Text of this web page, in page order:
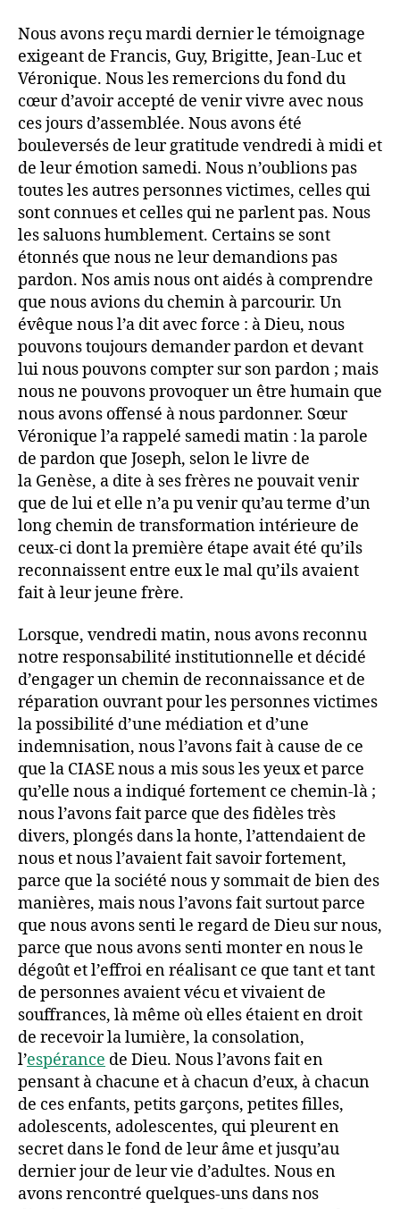
Nous avons reçu mardi dernier le témoignage
exigeant de Francis, Guy, Brigitte, Jean-Luc et
Véronique. Nous les remercions du fond du
cœur d’avoir accepté de venir vivre avec nous
ces jours d’assemblée. Nous avons été
bouleversés de leur gratitude vendredi à midi et
de leur émotion samedi. Nous n’oublions pas
toutes les autres personnes victimes, celles qui
sont connues et celles qui ne parlent pas. Nous
les saluons humblement. Certains se sont
étonnés que nous ne leur demandions pas
pardon. Nos amis nous ont aidés à comprendre
que nous avions du chemin à parcourir. Un
évêque nous l’a dit avec force : à Dieu, nous
pouvons toujours demander pardon et devant
lui nous pouvons compter sur son pardon ; mais
nous ne pouvons provoquer un être humain que
nous avons offensé à nous pardonner. Sœur
Véronique l’a rappelé samedi matin : la parole
de pardon que Joseph, selon le livre de
la Genèse, a dite à ses frères ne pouvait venir
que de lui et elle n’a pu venir qu’au terme d’un
long chemin de transformation intérieure de
ceux-ci dont la première étape avait été qu’ils
reconnaissent entre eux le mal qu’ils avaient
fait à leur jeune frère.
Lorsque, vendredi matin, nous avons reconnu
notre responsabilité institutionnelle et décidé
d’engager un chemin de reconnaissance et de
réparation ouvrant pour les personnes victimes
la possibilité d’une médiation et d’une
indemnisation, nous l’avons fait à cause de ce
que la CIASE nous a mis sous les yeux et parce
qu’elle nous a indiqué fortement ce chemin-là ;
nous l’avons fait parce que des fidèles très
divers, plongés dans la honte, l’attendaient de
nous et nous l’avaient fait savoir fortement,
parce que la société nous y sommait de bien des
manières, mais nous l’avons fait surtout parce
que nous avons senti le regard de Dieu sur nous,
parce que nous avons senti monter en nous le
dégoût et l’effroi en réalisant ce que tant et tant
de personnes avaient vécu et vivaient de
souffrances, là même où elles étaient en droit
de recevoir la lumière, la consolation,
l’espérance de Dieu. Nous l’avons fait en
pensant à chacune et à chacun d’eux, à chacun
de ces enfants, petits garçons, petites filles,
adolescents, adolescentes, qui pleurent en
secret dans le fond de leur âme et jusqu’au
dernier jour de leur vie d’adultes. Nous en
avons rencontré quelques-uns dans nos